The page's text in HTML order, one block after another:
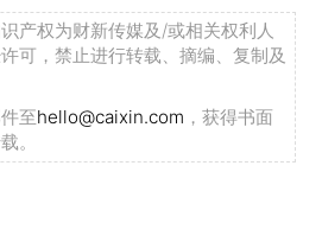
产权为财新传媒及/或相关权利人
可，禁止进行转载、摘编、复制及
至hello@caixin.com ，获得书面
。